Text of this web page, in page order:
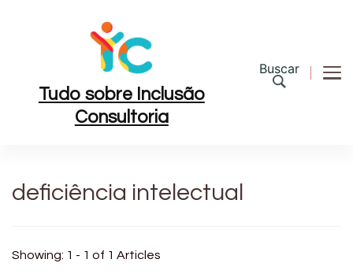
Tudo sobre Inclusão
Consultoria
Buscar
deficiência intelectual
Showing: 1 - 1 of 1 Articles